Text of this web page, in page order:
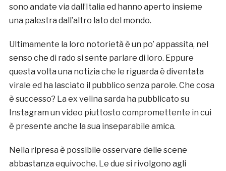
sono andate via dall’Italia ed hanno aperto insieme
una palestra dall’altro lato del mondo.
Ultimamente la loro notorietà è un po’ appassita, nel
senso che di rado si sente parlare di loro. Eppure
questa volta una notizia che le riguarda è diventata
virale ed ha lasciato il pubblico senza parole. Che cosa
è successo? La ex velina sarda ha pubblicato su
Instagram un video piuttosto compromettente in cui
è presente anche la sua inseparabile amica.
Nella ripresa è possibile osservare delle scene
abbastanza equivoche. Le due si rivolgono agli